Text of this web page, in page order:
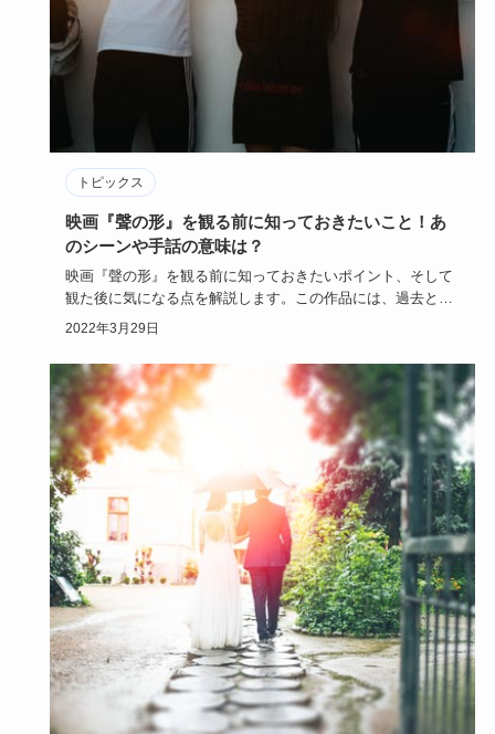
トピックス
映画『聲の形』を観る前に知っておきたいこと！あ
のシーンや手話の意味は？
映画『聲の形』を観る前に知っておきたいポイント、そして
観た後に気になる点を解説します。この作品には、過去と現
在の2つのタイ…
2022年3月29日